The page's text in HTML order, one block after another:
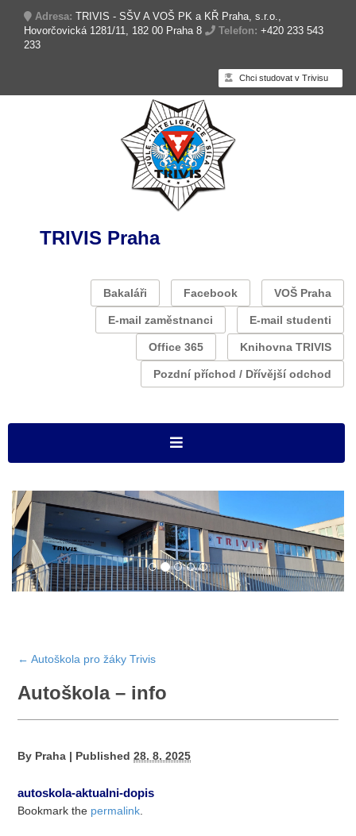
Adresa: TRIVIS - SŠV A VOŠ PK a KŘ Praha, s.r.o.,
Hovorčovická 1281/11, 182 00 Praha 8
Telefon: +420 233 543
233
Chci studovat v Trivisu
TRIVIS Praha
Bakaláři Facebook VOŠ Praha
E-mail zaměstnanci E-mail studenti
Office 365 Knihovna TRIVIS
Pozdní příchod / Dřívější odchod
← Autoškola pro žáky Trivis
Autoškola – info
By Praha | Published 28. 8. 2025
autoskola-aktualni-dopis
Bookmark the permalink